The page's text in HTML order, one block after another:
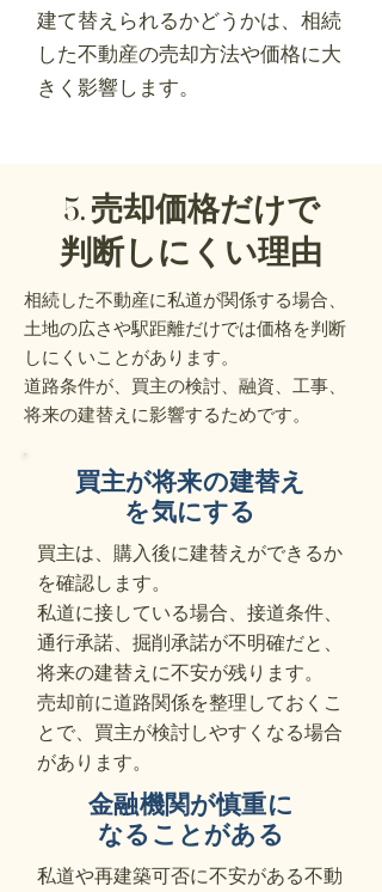
建て替えられるかどうかは、相続
した不動産の売却方法や価格に大
きく影響します。
5. 売却価格だけで
判断しにくい理由
相続した不動産に私道が関係する場合、
土地の広さや駅距離だけでは価格を判断
しにくいことがあります。
道路条件が、買主の検討、融資、工事、
将来の建替えに影響するためです。
買主が将来の建替え
を気にする
買主は、購入後に建替えができるか
を確認します。
私道に接している場合、接道条件、
通行承諾、掘削承諾が不明確だと、
将来の建替えに不安が残ります。
売却前に道路関係を整理しておくこ
とで、買主が検討しやすくなる場合
があります。
金融機関が慎重に
なることがある
私道や再建築可否に不安がある不動